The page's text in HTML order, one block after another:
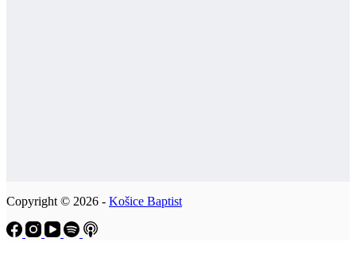
Copyright © 2026 - Košice Baptist